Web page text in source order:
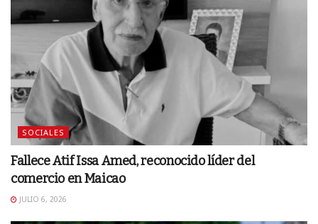
SOCIALES
Fallece Atif Issa Amed, reconocido líder del
comercio en Maicao
JULIO 6, 2026